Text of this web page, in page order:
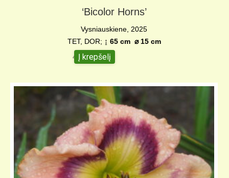
‘Bicolor Horns’
Vysniauskiene, 2025
TET, DOR; ↨ 65 cm ⌀ 15 cm
45,00€
Į krepšelį